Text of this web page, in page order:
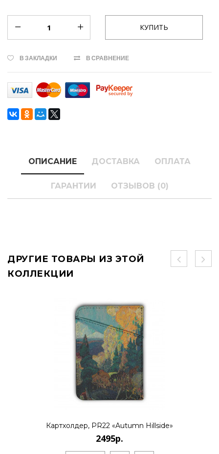
В ЗАКЛАДКИ В СРАВНЕНИЕ
ОПИСАНИЕ ДОСТАВКА ОПЛАТА
ГАРАНТИИ ОТЗЫВОВ (0)
ДРУГИЕ ТОВАРЫ ИЗ ЭТОЙ
КОЛЛЕКЦИИ
Картхолдер, PR22 «Autumn Hillside»
2495р.